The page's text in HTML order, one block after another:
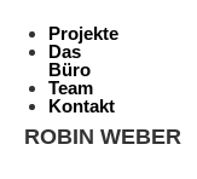
Projekte
Das
Büro
Team
Kontakt
ROBIN WEBER